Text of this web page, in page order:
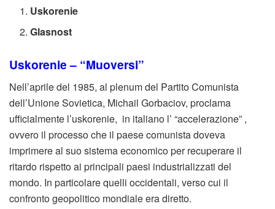
Uskorenie
Glasnost
Uskorenie – “Muoversi”
Nell’aprile del 1985, al plenum del Partito Comunista
dell’Unione Sovietica, Michail Gorbaciov, proclama
ufficialmente l’uskorenie, in italiano l’ “accelerazione” ,
ovvero il processo che il paese comunista doveva
imprimere al suo sistema economico per recuperare il
ritardo rispetto ai principali paesi industrializzati del
mondo. In particolare quelli occidentali, verso cui il
confronto geopolitico mondiale era diretto.